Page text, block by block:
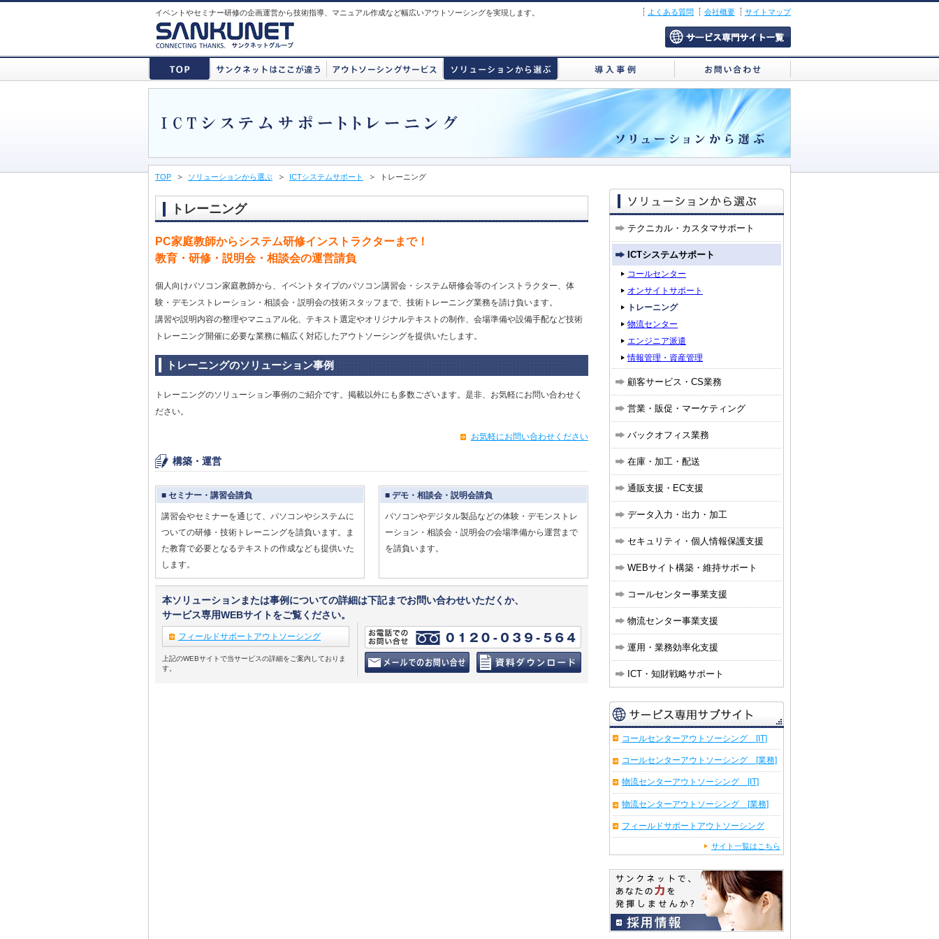
イベントやセミナー研修の企画運営から技術指導、マニュアル作成など幅広いアウトソーシングを実現します。 よくある質問 会社概要 サイトマップ
TOP ソリューションから選ぶ ICTシステムサポート トレーニング
トレーニング
PC家庭教師からシステム研修インストラクターまで！
教育・研修・説明会・相談会の運営請負
個人向けパソコン家庭教師から、イベントタイプのパソコン講習会・システム研修会等のインストラクター、体
験・デモンストレーション・相談会・説明会の技術スタッフまで、技術トレーニング業務を請け負います。
講習や説明内容の整理やマニュアル化、テキスト選定やオリジナルテキストの制作、会場準備や設備手配など技術
トレーニング開催に必要な業務に幅広く対応したアウトソーシングを提供いたします。
トレーニングのソリューション事例
トレーニングのソリューション事例のご紹介です。掲載以外にも多数ございます。是非、お気軽にお問い合わせく
ださい。
お気軽にお問い合わせください
構築・運営
■ セミナー・講習会請負
講習会やセミナーを通じて、パソコンやシステムに
ついての研修・技術トレーニングを請負います。ま
た教育で必要となるテキストの作成なども提供いた
します。
■ デモ・相談会・説明会請負
パソコンやデジタル製品などの体験・デモンストレ
ーション・相談会・説明会の会場準備から運営まで
を請負います。
本ソリューションまたは事例についての詳細は下記までお問い合わせいただくか、
サービス専用WEBサイトをご覧ください。
フィールドサポートアウトソーシング
上記のWEBサイトで当サービスの詳細をご案内しておりま
す。
テクニカル・カスタマサポート
ICTシステムサポート
コールセンター
オンサイトサポート
トレーニング
物流センター
エンジニア派遣
情報管理・資産管理
顧客サービス・CS業務
営業・販促・マーケティング
バックオフィス業務
在庫・加工・配送
通販支援・EC支援
データ入力・出力・加工
セキュリティ・個人情報保護支援
WEBサイト構築・維持サポート
コールセンター事業支援
物流センター事業支援
運用・業務効率化支援
ICT・知財戦略サポート
コールセンターアウトソーシング [IT]
コールセンターアウトソーシング [業務]
物流センターアウトソーシング [IT]
物流センターアウトソーシング [業務]
フィールドサポートアウトソーシング
サイト一覧はこちら